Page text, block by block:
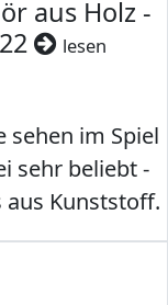
aus Holz -
lesen
sehen im Spiel
sehr beliebt -
aus Kunststoff.